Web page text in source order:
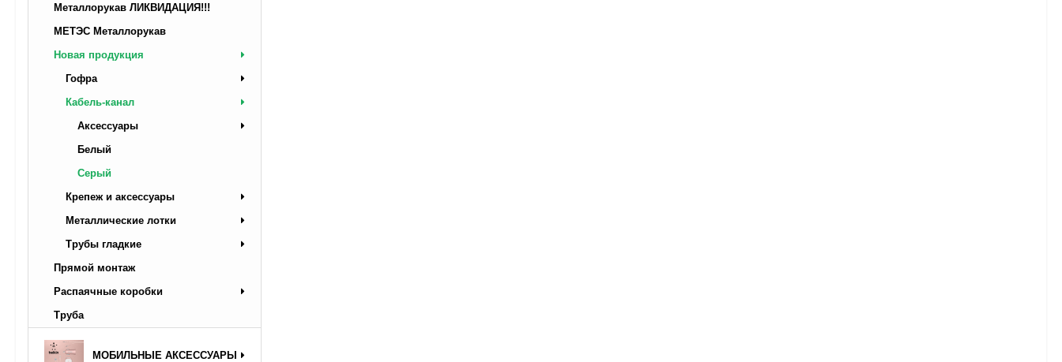
Металлорукав ЛИКВИДАЦИЯ!!!
МЕТЭС Металлорукав
Новая продукция
Гофра
Кабель-канал
Аксессуары
Белый
Серый
Крепеж и аксессуары
Металлические лотки
Трубы гладкие
Прямой монтаж
Распаячные коробки
Труба
МОБИЛЬНЫЕ АКСЕССУАРЫ